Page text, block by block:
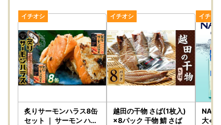
炙りサーモンハラス8缶
セット ｜ サーモン ハラ
越田の干物 さば(1枚入)
×8パック 干物 鯖 さば
大+